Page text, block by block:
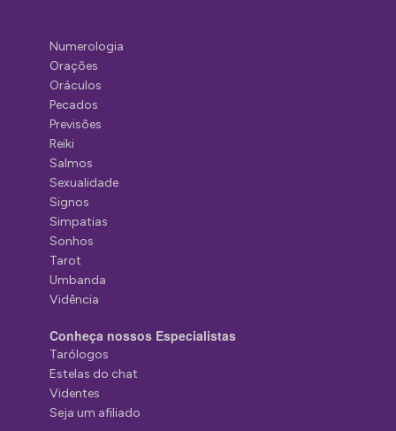
Numerologia
Orações
Oráculos
Pecados
Previsões
Reiki
Salmos
Sexualidade
Signos
Simpatias
Sonhos
Tarot
Umbanda
Vidência
Conheça nossos Especialistas
Tarólogos
Estelas do chat
Videntes
Seja um afiliado